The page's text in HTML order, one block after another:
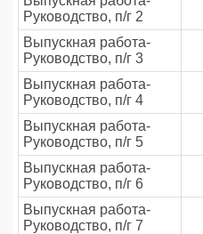
Руководство, п/г 2
Выпускная работа-
Руководство, п/г 3
Выпускная работа-
Руководство, п/г 4
Выпускная работа-
Руководство, п/г 5
Выпускная работа-
Руководство, п/г 6
Выпускная работа-
Руководство, п/г 7